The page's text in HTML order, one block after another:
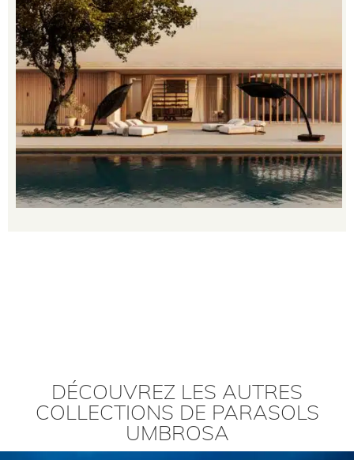
DÉCOUVREZ LES AUTRES
COLLECTIONS DE PARASOLS
UMBROSA